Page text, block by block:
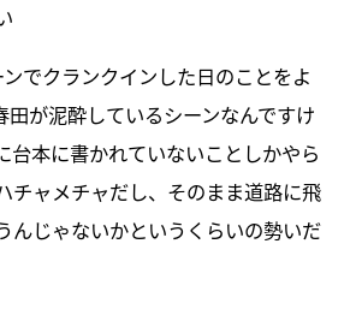
でクランクインした日のことをよ
田が泥酔しているシーンなんですけ
台本に書かれていないことしかやら
ャメチャだし、そのまま道路に飛
んじゃないかというくらいの勢いだ